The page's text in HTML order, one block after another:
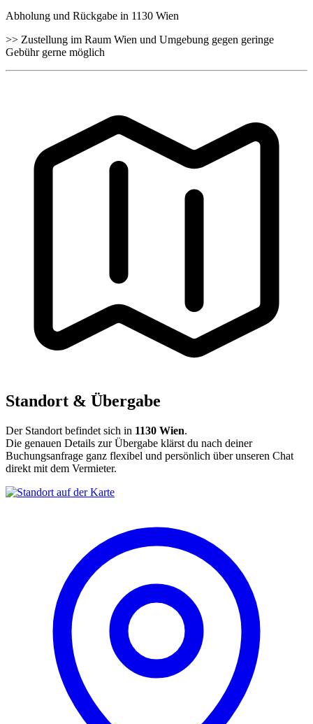
Abholung und Rückgabe in 1130 Wien
>> Zustellung im Raum Wien und Umgebung gegen geringe
Gebühr gerne möglich
Standort & Übergabe
Der Standort befindet sich in 1130 Wien.
Die genauen Details zur Übergabe klärst du nach deiner
Buchungsanfrage ganz flexibel und persönlich über unseren Chat
direkt mit dem Vermieter.